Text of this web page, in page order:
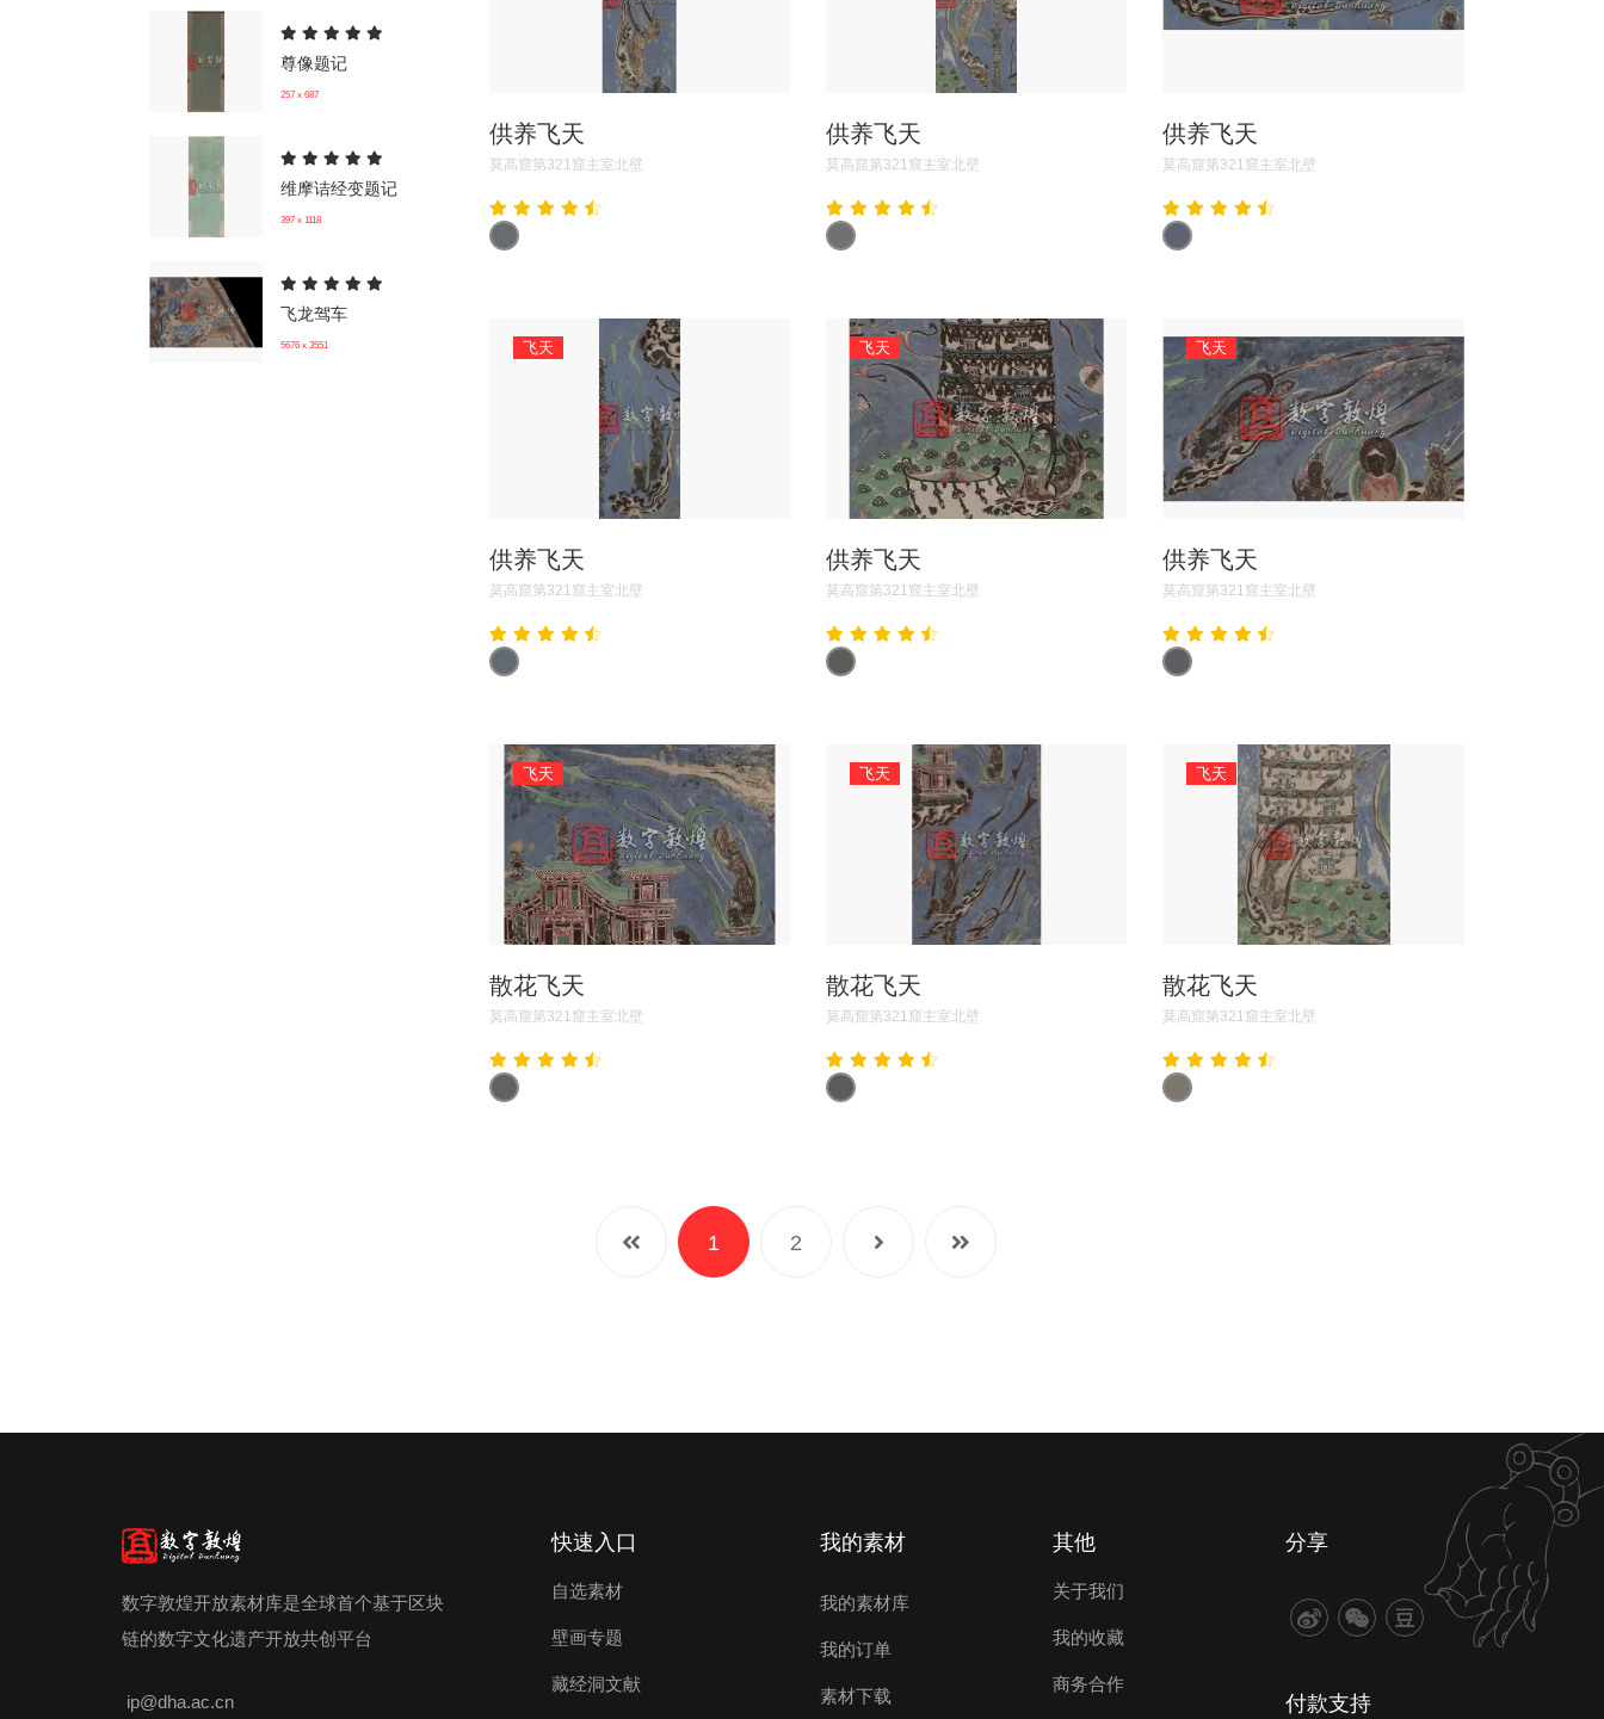
尊像题记
257 x 687
维摩诘经变题记
397 x 1118
飞龙驾车
5676 x 3551
供养飞天
莫高窟第321窟主室北壁
供养飞天
莫高窟第321窟主室北壁
供养飞天
莫高窟第321窟主室北壁
飞天
供养飞天
莫高窟第321窟主室北壁
飞天
供养飞天
莫高窟第321窟主室北壁
飞天
供养飞天
莫高窟第321窟主室北壁
飞天
散花飞天
莫高窟第321窟主室北壁
飞天
散花飞天
莫高窟第321窟主室北壁
飞天
散花飞天
莫高窟第321窟主室北壁
1 2
数字敦煌开放素材库是全球首个基于区块
链的数字文化遗产开放共创平台
ip@dha.ac.cn
快速入口
自选素材
壁画专题
藏经洞文献
我的素材
我的素材库
我的订单
素材下载
其他
关于我们
我的收藏
商务合作
分享
付款支持